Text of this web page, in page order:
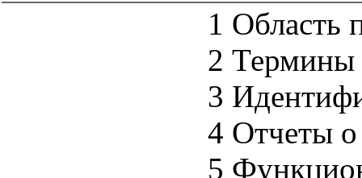
1 Область
2 Термины
3
4 Отчеты о
5